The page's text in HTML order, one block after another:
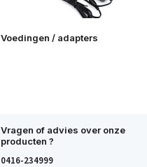
Voedingen / adapters
Vragen of advies over onze
producten ?
0416-234999